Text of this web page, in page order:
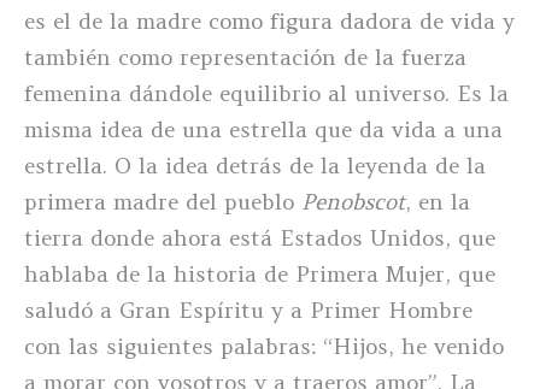
es el de la madre como figura dadora de vida y
también como representación de la fuerza
femenina dándole equilibrio al universo. Es la
misma idea de una estrella que da vida a una
estrella. O la idea detrás de la leyenda de la
primera madre del pueblo Penobscot, en la
tierra donde ahora está Estados Unidos, que
hablaba de la historia de Primera Mujer, que
saludó a Gran Espíritu y a Primer Hombre
con las siguientes palabras: “Hijos, he venido
a morar con vosotros y a traeros amor”. La